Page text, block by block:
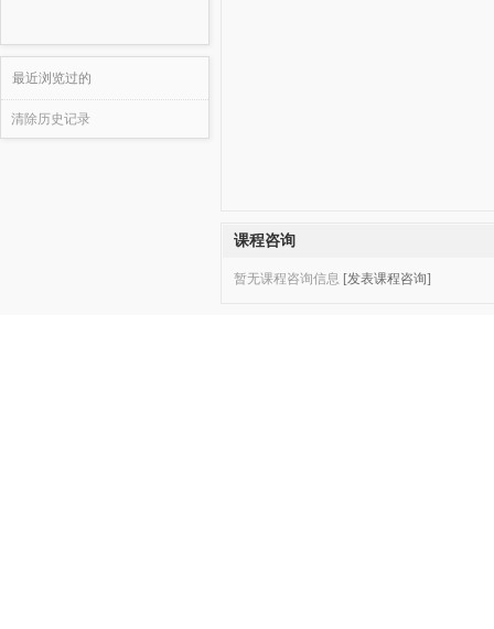
最近浏览过的
清除历史记录
课程咨询
暂无课程咨询信息 [发表课程咨询]